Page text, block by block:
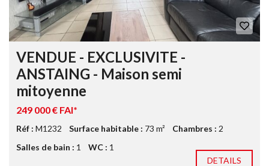
VENDUE - EXCLUSIVITE -
ANSTAING - Maison semi
mitoyenne
249 000 € FAI*
Réf : M1232 Surface habitable : 73 m² Chambres : 2
Salles de bain : 1 WC : 1
DETAILS